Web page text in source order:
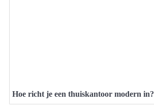
Hoe richt je een thuiskantoor modern in?